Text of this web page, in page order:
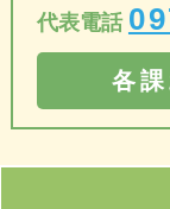
代表電話
各